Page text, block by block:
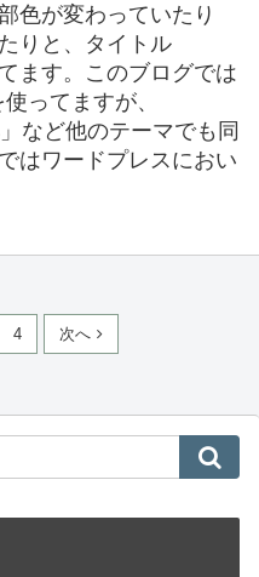
色が変わっていたり
りと、タイトル
ます。このブログでは
ってますが、
など他のテーマでも同
はワードプレスにおい
4 次へ